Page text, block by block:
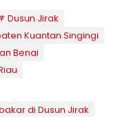
Dusun Jirak
Kuantan Singingi
Benai
di Dusun Jirak